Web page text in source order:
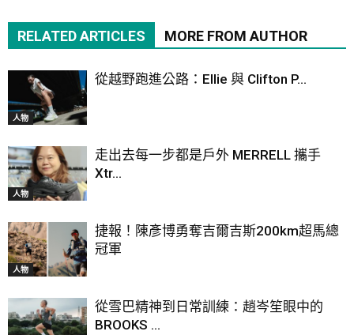
RELATED ARTICLES MORE FROM AUTHOR
人物
從越野跑進公路：Ellie 與 Clifton P...
人物
走出去每一步都是戶外 MERRELL 攜手
Xtr...
人物
捷報！陳彥博勇奪吉爾吉斯200km超馬總
冠軍
從雪巴精神到日常訓練：趙岑笙眼中的
BROOKS ...